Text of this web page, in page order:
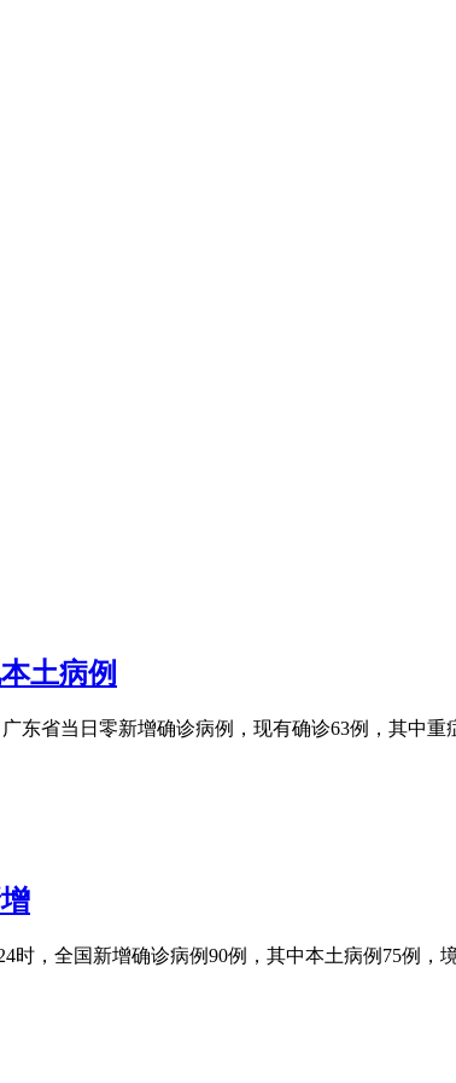
土病例
东省当日零新增确诊病例，现有确诊63例，其中
时，全国新增确诊病例90例，其中本土病例75例